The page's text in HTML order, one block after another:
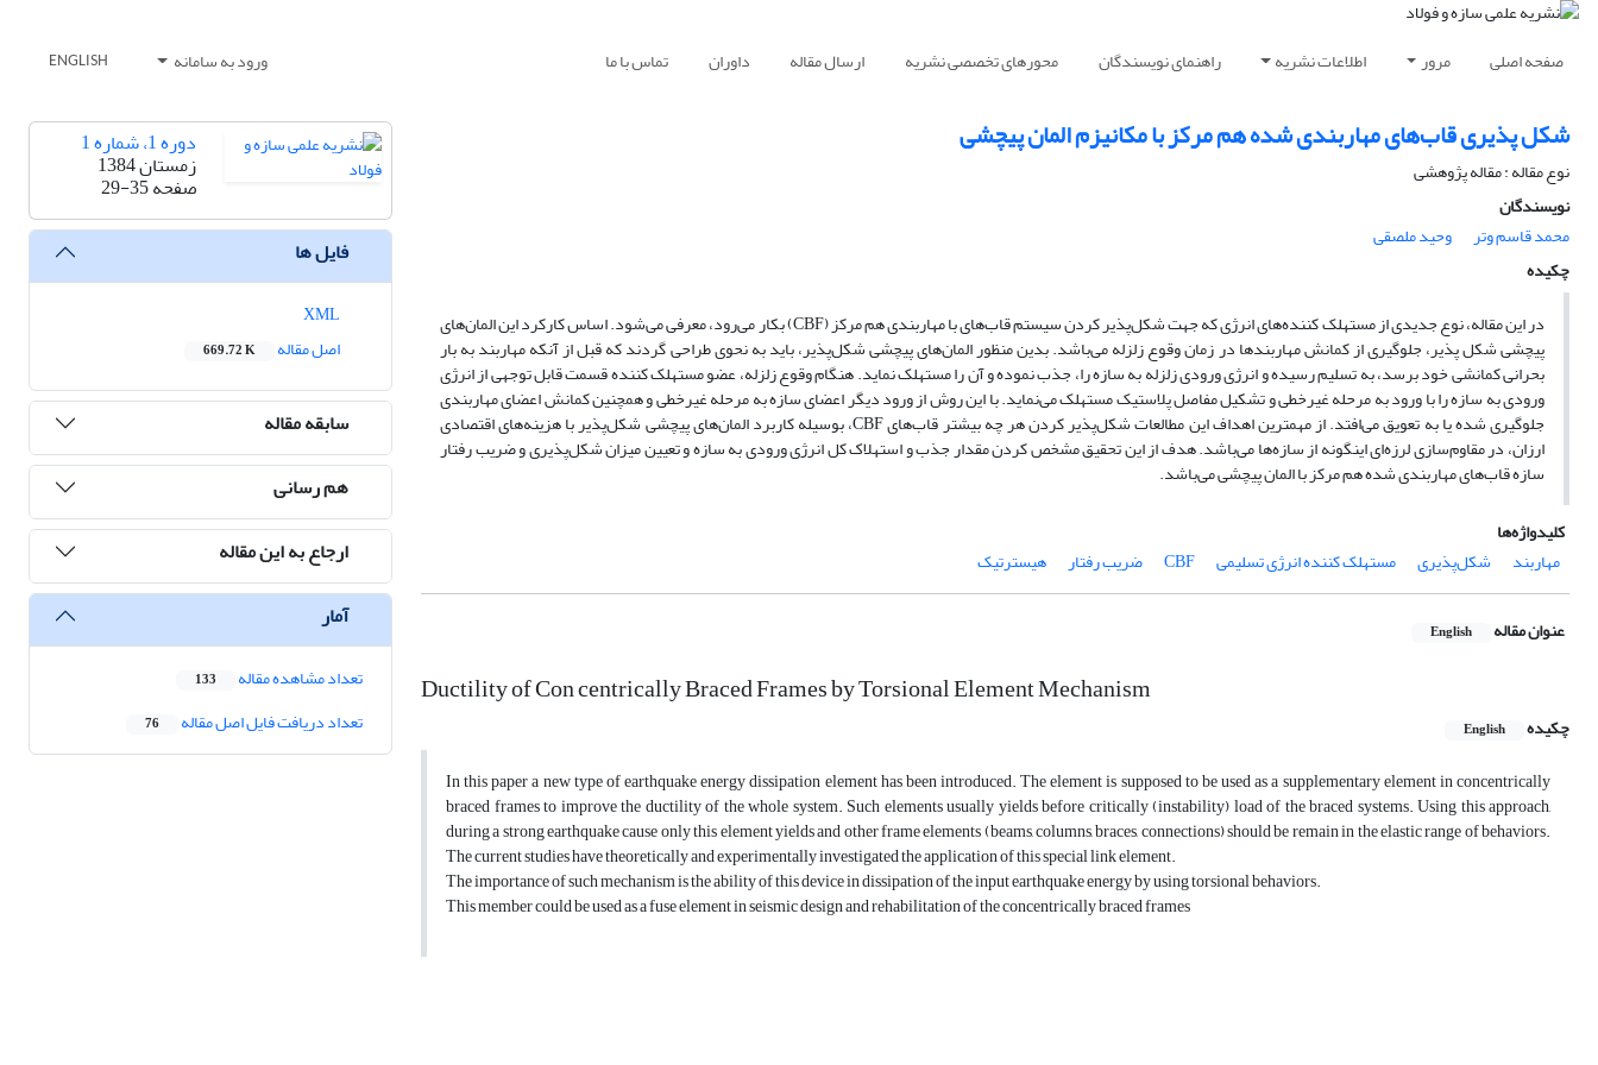
صفحه اصلی مرور اطلاعات نشریه راهنمای نویسندگان محورهای تخصصی نشریه ارسال مقاله داوران تماس با ما ورود به سامانه ENGLISH
شکل پذیری قاب‌های مهاربندی شده هم مرکز با مکانیزم المان پیچشی
نوع مقاله : مقاله پژوهشی
نویسندگان
محمد قاسم وتر
وحید ملصقی
چکیده
در این مقاله، نوع جدیدی از مستهلک کننده‌های انرژی که جهت شکل‌پذیر کردن سیستم قاب‌های با مهاربندی هم مرکز(CBF)بکار می‌رود، معرفی می‌شود. اساس کارکرد این المان‌های
پیچشی شکل پذیر، جلوگیری از کمانش مهاربندها در زمان وقوع زلزله می‌باشد. بدین منظور المان‌های پیچشی شکل‌پذیر، باید به نحوی طراحی گردند که قبل از آنکه مهاربند به بار
بحرانی کمانشی خود برسد، به تسلیم رسیده و انرژی ورودی زلزله به سازه را، جذب نموده و آن را مستهلک نماید. هنگام وقوع زلزله، عضو مستهلک کننده قسمت قابل توجهی از انرژی
ورودی به سازه را با ورود به مرحله غیرخطی و تشکیل مفاصل پلاستیک مستهلک می‌نماید. با این روش از ورود دیگر اعضای سازه به مرحله غیرخطی و همچنین کمانش اعضای مهاربندی
جلوگیری شده یا به تعویق می‌افتد. از مهمترین اهداف این مطالعات شکل‌پذیر کردن هر چه بیشتر قاب‌هایCBF، بوسیله کاربرد المان‌های پیچشی شکل‌پذیر با هزینه‌های اقتصادی
ارزان، در مقاوم‌سازی لرزه‌ای اینگونه از سازه‌ها می‌باشد. هدف از این تحقیق مشخص کردن مقدار جذب و استهلاک کل انرژی ورودی به سازه و تعیین میزان شکل‌پذیری و ضریب رفتار
سازه قاب‌های مهاربندی شده هم مرکز با المان پیچشی می‌باشد.
کلیدواژه‌ها
مهاربند
شکل‌پذیری مستهلک کننده انرژی تسلیمی CBF ضریب رفتار هیسترتیک
عنوان مقاله English
Ductility of Con centrically Braced Frames by Torsional Element Mechanism
چکیده English
In this paper a new type of earthquake energy dissipation element has been introduced. The element is supposed to be used as a supplementary element in concentrically
braced frames to improve the ductility of the whole system. Such elements usually yields before critically (instability) load of the braced systems. Using this approach,
during a strong earthquake cause only this element yields and other frame elements (beams, columns, braces, connections) should be remain in the elastic range of behaviors.
The current studies have theoretically and experimentally investigated the application of this special link element.
The importance of such mechanism is the ability of this device in dissipation of the input earthquake energy by using torsional behaviors.
This member could be used as a fuse element in seismic design and rehabilitation of the concentrically braced frames
دوره 1، شماره 1
زمستان 1384
صفحه29-35
فایل ها
اصل مقاله
669.72 K
سابقه مقاله
هم رسانی
ارجاع به این مقاله
آمار
تعداد مشاهده مقاله 133
تعداد دریافت فایل اصل مقاله 76